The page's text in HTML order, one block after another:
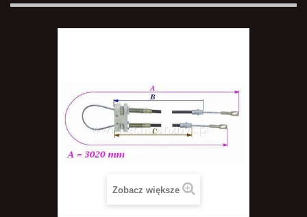
Zobacz większe